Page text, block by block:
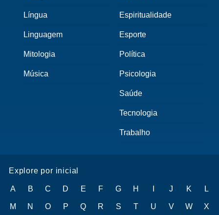
Língua
Linguagem
Mitologia
Música
Espiritualidade
Esporte
Política
Psicologia
Saúde
Tecnologia
Trabalho
Explore por inicial
A B C D E F G H J K L
M N O P Q R S T U V W X